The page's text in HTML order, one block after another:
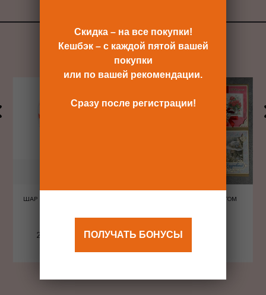
ШАР ШЕЛКОГРАФИЯ СЕРДЦА
240 Р
ОТКРЫТКА С КОНВЕРТОМ
480 Р
Скидка – на все покупки!
Кешбэк – с каждой пятой вашей
покупки
или по вашей рекомендации.
Сразу после регистрации!
ПОЛУЧАТЬ БОНУСЫ